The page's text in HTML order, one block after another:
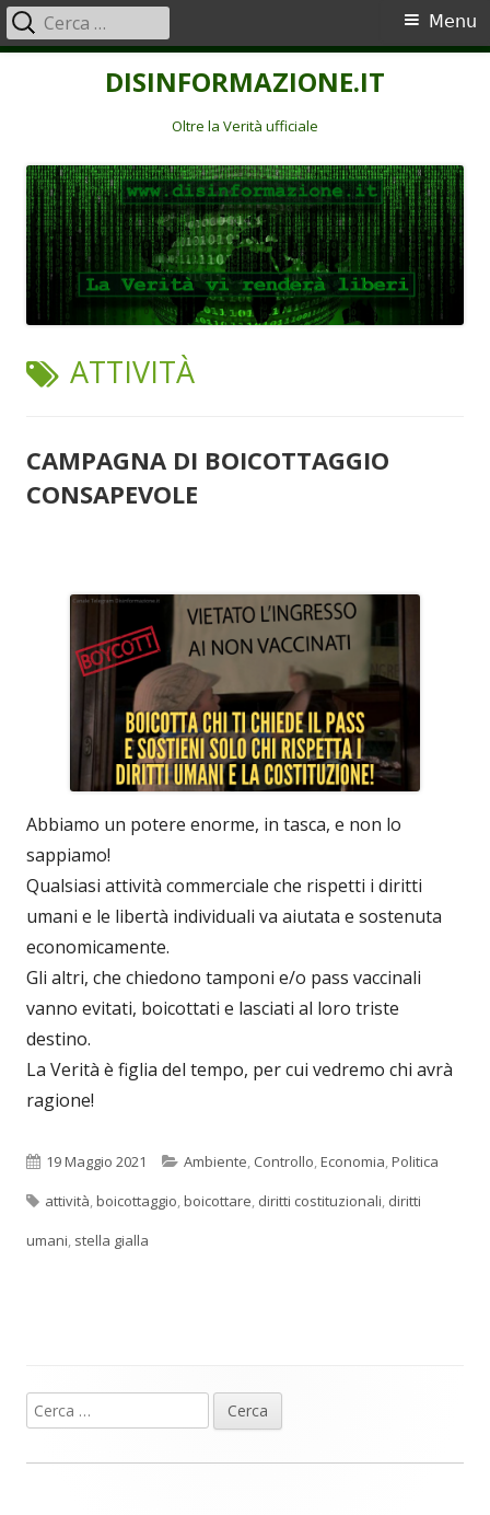
DISINFORMAZIONE.IT
Oltre la Verità ufficiale
Menu
principale
Menu
Ricerca
per:
TAG:
ATTIVITÀ
CAMPAGNA DI BOICOTTAGGIO
CONSAPEVOLE
Abbiamo un potere enorme, in tasca, e non lo
sappiamo!
Qualsiasi attività commerciale che rispetti i diritti
umani e le libertà individuali va aiutata e sostenuta
economicamente.
Gli altri, che chiedono tamponi e/o pass vaccinali
vanno evitati, boicottati e lasciati al loro triste
destino.
La Verità è figlia del tempo, per cui vedremo chi avrà
ragione!
Pubblicato
19 Maggio 2021 Categorie
Ambiente, Controllo,Economia,Politica
Tag
attività,boicottaggio,boicottare, diritti costituzionali, diritti
umani, stella gialla
Barra
laterale
Ricerca
per: